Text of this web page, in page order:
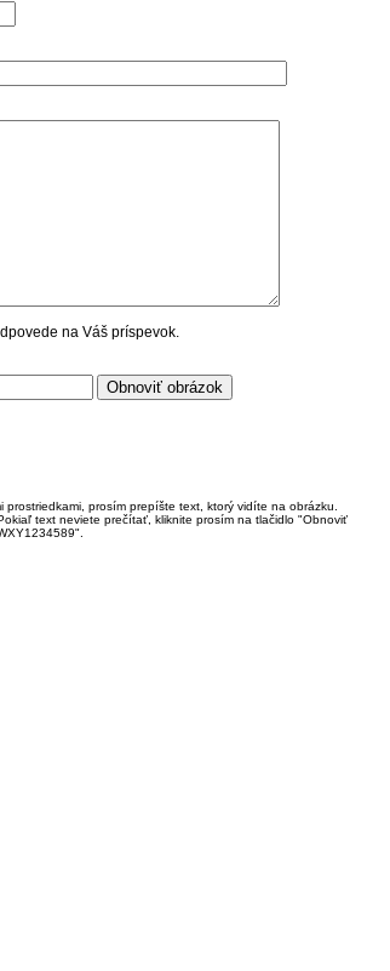
na Váš príspevok.
prosím prepíšte text, ktorý vidíte na obrázku.
text neviete prečítať, kliknite prosím na tlačidlo "Obnoviť